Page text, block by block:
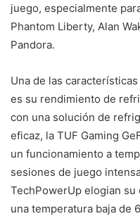
juego, especialmente
Phantom Liberty, Alan
Pandora.
Una de las
es su rendimiento de
con una solución de
eficaz, la TUF Gaming
un funcionamiento a
sesiones de juego
TechPowerUp elogian su
una temperatura baja de